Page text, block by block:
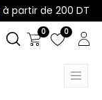
à partir de 200 DT
0 0